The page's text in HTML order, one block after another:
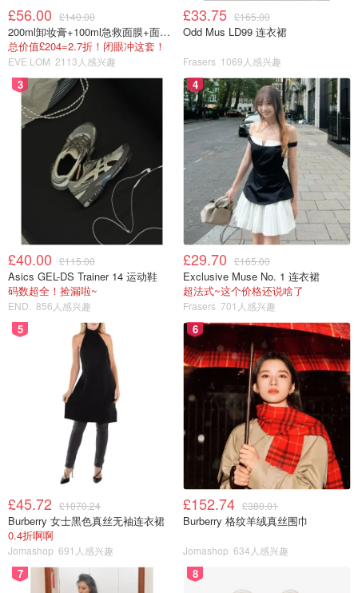
£56.00 £140.00
200ml卸妆膏+100ml急救面膜+面霜+洁颜布
总价值£204=2.7折！闭眼冲这套！
EVE LOM 2113人感兴趣
£33.75 £165.00
Odd Mus LD99 连衣裙
Frasers 1069人感兴趣
3
£40.00 £115.00
Asics GEL-DS Trainer 14 运动鞋
码数超全！捡漏啦~
END. 856人感兴趣
4
£29.70 £165.00
Exclusive Muse No. 1 连衣裙
超法式~这个价格还说啥了
Frasers 701人感兴趣
5
£45.72 £1070.24
Burberry 女士黑色真丝无袖连衣裙
0.4折啊啊
Jomashop 691人感兴趣
6
£152.74 £380.01
Burberry 格纹羊绒真丝围巾
Jomashop 634人感兴趣
7 8